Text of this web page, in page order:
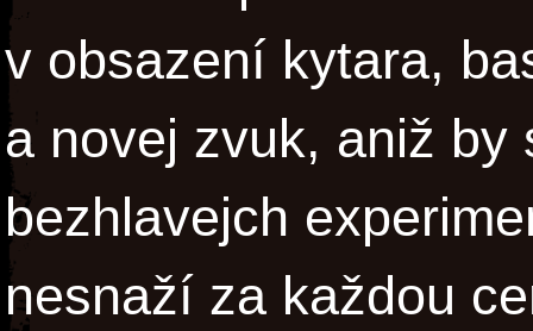
v obsazení kytara,
a novej zvuk, aniž by
bezhlavejch
nesnaží za každou